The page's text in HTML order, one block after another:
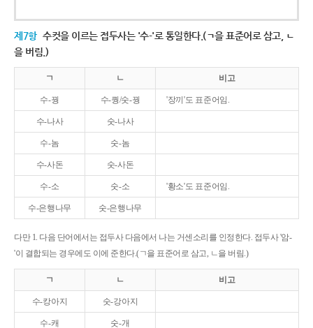
제7항 수컷을 이르는 접두사는 '수-'로 통일한다.(ㄱ을 표준어로 삼고, ㄴ
을 버림.)
ㄱ ㄴ 비고
수-꿩 수-퀑/숫-꿩 '장끼'도 표준어임.
수-나사 숫-나사
수-놈 숫-놈
수-사돈 숫-사돈
수-소 숫-소 '황소'도 표준어임.
수-은행나무 숫-은행나무
다만 1. 다음 단어에서는 접두사 다음에서 나는 거센소리를 인정한다. 접두사 '암-
'이 결합되는 경우에도 이에 준한다.(ㄱ을 표준어로 삼고, ㄴ을 버림.)
ㄱ ㄴ 비고
수-캉아지 숫-강아지
수-캐 숫-개